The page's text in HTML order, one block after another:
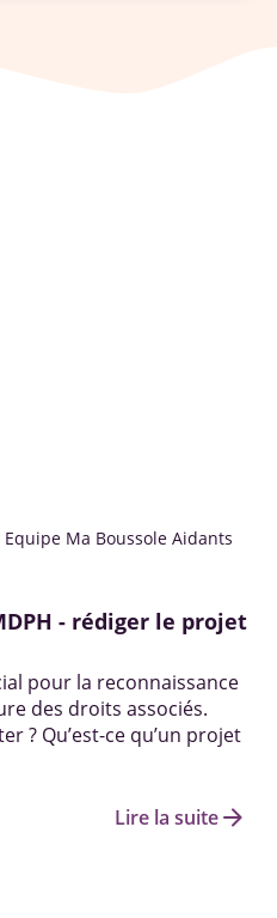
Equipe Ma Boussole Aidants
- rédiger le projet
pour la reconnaissance
des droits associés.
? Qu’est-ce qu’un projet
Lire la suitearrow_forward